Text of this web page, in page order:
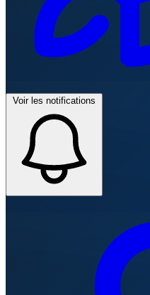
Voir les notifications